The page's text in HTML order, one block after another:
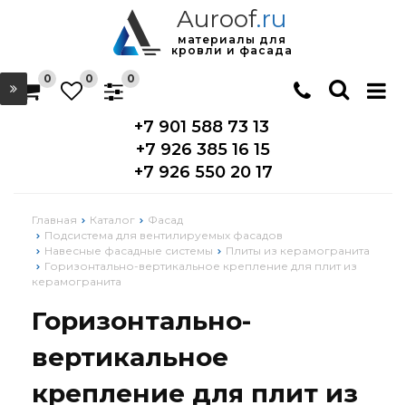
Auroof.ru
материалы для
кровли и фасада
+7 901 588 73 13
+7 926 385 16 15
+7 926 550 20 17
0 0 0
Главная Каталог
Фасад
Подсистема для вентилируемых фасадов
Навесные фасадные системы
Плиты из керамогранита
Горизонтально-вертикальное крепление для плит из
керамогранита
Горизонтально-
вертикальное
крепление для плит из